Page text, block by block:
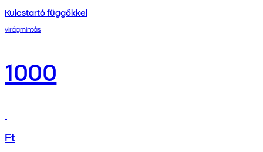
Kulcstartó függőkkel
virágmintás
1000
Ft